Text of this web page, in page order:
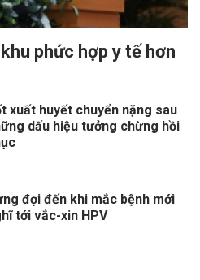
phức hợp y tế hơn
xuất huyết chuyển nặng sau
dấu hiệu tưởng chừng hồi
đợi đến khi mắc bệnh mới
tới vắc-xin HPV